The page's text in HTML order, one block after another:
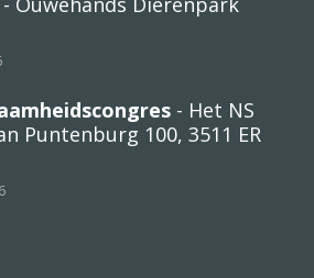
- Het NS
Puntenburg 100, 3511 ER